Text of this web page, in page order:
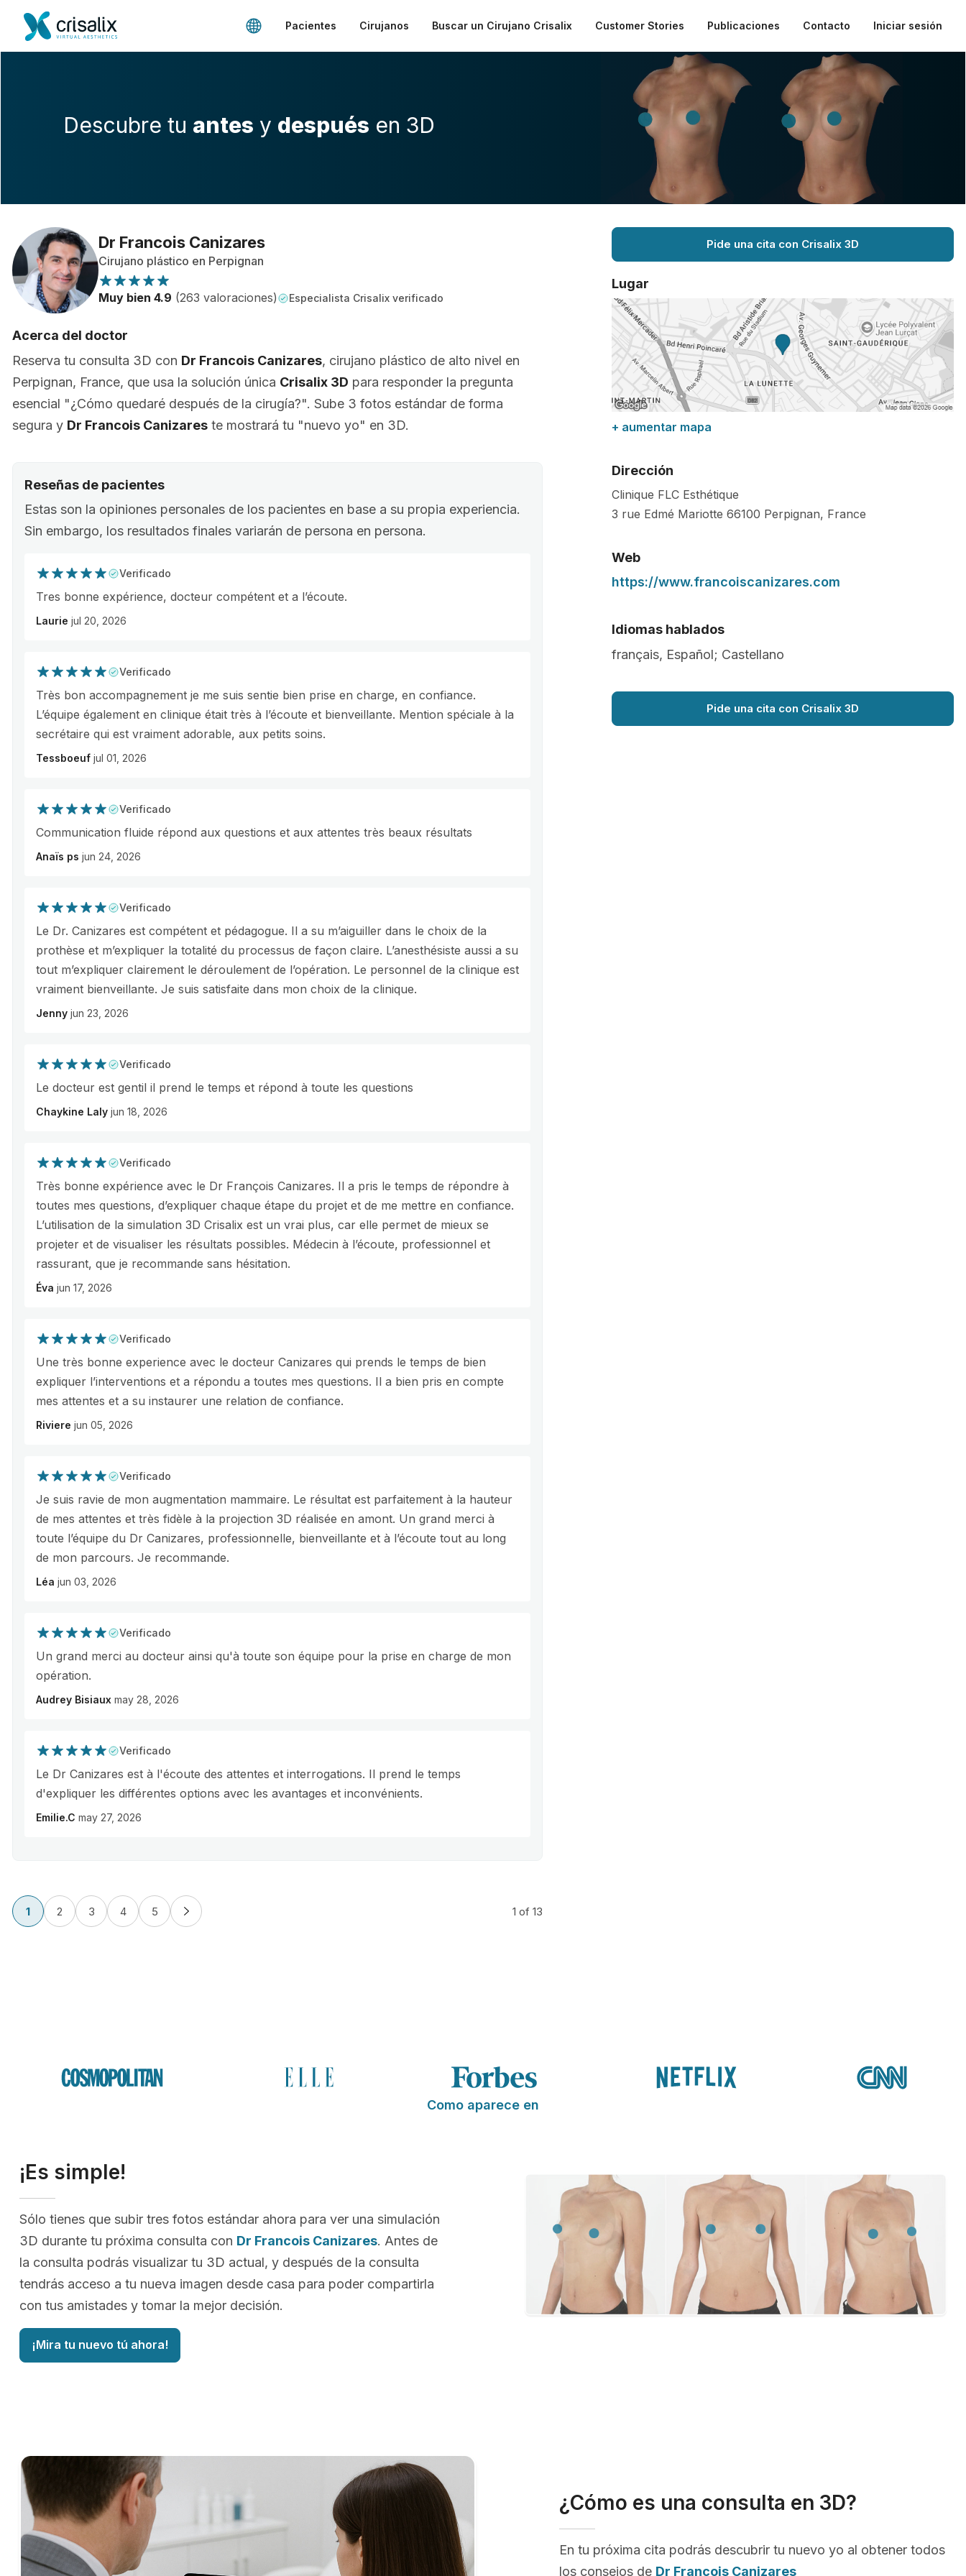
Pacientes Cirujanos Buscar un Cirujano Crisalix Customer Stories Publicaciones Contacto Iniciar sesión
Descubre tu antes y después en 3D
Dr Francois Canizares
Cirujano plástico en Perpignan
Muy bien 4.9 (263 valoraciones) Especialista Crisalix verificado
Acerca del doctor
Reserva tu consulta 3D con Dr Francois Canizares, cirujano plástico de alto nivel en
Perpignan, France, que usa la solución única Crisalix 3D para responder la pregunta
esencial "¿Cómo quedaré después de la cirugía?". Sube 3 fotos estándar de forma
segura y Dr Francois Canizares te mostrará tu "nuevo yo" en 3D.
Reseñas de pacientes
Estas son la opiniones personales de los pacientes en base a su propia experiencia.
Sin embargo, los resultados finales variarán de persona en persona.
Verificado
Tres bonne expérience, docteur compétent et a l’écoute.
Laurie jul 20, 2026
Verificado
Très bon accompagnement je me suis sentie bien prise en charge, en confiance.
L’équipe également en clinique était très à l’écoute et bienveillante. Mention spéciale à la
secrétaire qui est vraiment adorable, aux petits soins.
Tessboeuf jul 01, 2026
Verificado
Communication fluide répond aux questions et aux attentes très beaux résultats
Anaïs ps jun 24, 2026
Verificado
Le Dr. Canizares est compétent et pédagogue. Il a su m’aiguiller dans le choix de la
prothèse et m’expliquer la totalité du processus de façon claire. L’anesthésiste aussi a su
tout m’expliquer clairement le déroulement de l’opération. Le personnel de la clinique est
vraiment bienveillante. Je suis satisfaite dans mon choix de la clinique.
Jenny jun 23, 2026
Verificado
Le docteur est gentil il prend le temps et répond à toute les questions
Chaykine Laly jun 18, 2026
Verificado
Très bonne expérience avec le Dr François Canizares. Il a pris le temps de répondre à
toutes mes questions, d’expliquer chaque étape du projet et de me mettre en confiance.
L’utilisation de la simulation 3D Crisalix est un vrai plus, car elle permet de mieux se
projeter et de visualiser les résultats possibles. Médecin à l’écoute, professionnel et
rassurant, que je recommande sans hésitation.
Éva jun 17, 2026
Verificado
Une très bonne experience avec le docteur Canizares qui prends le temps de bien
expliquer l’interventions et a répondu a toutes mes questions. Il a bien pris en compte
mes attentes et a su instaurer une relation de confiance.
Riviere jun 05, 2026
Verificado
Je suis ravie de mon augmentation mammaire. Le résultat est parfaitement à la hauteur
de mes attentes et très fidèle à la projection 3D réalisée en amont. Un grand merci à
toute l’équipe du Dr Canizares, professionnelle, bienveillante et à l’écoute tout au long
de mon parcours. Je recommande.
Léa jun 03, 2026
Verificado
Un grand merci au docteur ainsi qu'à toute son équipe pour la prise en charge de mon
opération.
Audrey Bisiaux may 28, 2026
Verificado
Le Dr Canizares est à l'écoute des attentes et interrogations. Il prend le temps
d'expliquer les différentes options avec les avantages et inconvénients.
Emilie.C may 27, 2026
1 2 3 4 5 1 of 13
Pide una cita con Crisalix 3D
Lugar
+ aumentar mapa
Dirección
Clinique FLC Esthétique
3 rue Edmé Mariotte 66100 Perpignan, France
Web
https://www.francoiscanizares.com
Idiomas hablados
français, Español; Castellano
Pide una cita con Crisalix 3D
Como aparece en
¡Es simple!
Sólo tienes que subir tres fotos estándar ahora para ver una simulación
3D durante tu próxima consulta con Dr Francois Canizares. Antes de
la consulta podrás visualizar tu 3D actual, y después de la consulta
tendrás acceso a tu nueva imagen desde casa para poder compartirla
con tus amistades y tomar la mejor decisión.
¡Mira tu nuevo tú ahora!
¿Cómo es una consulta en 3D?
En tu próxima cita podrás descubrir tu nuevo yo al obtener todos
los consejos de Dr Francois Canizares